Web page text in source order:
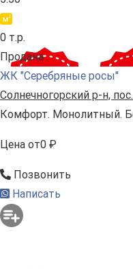
0 т.р.
Продана
ЖК "Серебряные росы"
Солнечногорский р-н,
Комфорт. Монолитный.
Цена от0 ₽
Позвонить
Написать